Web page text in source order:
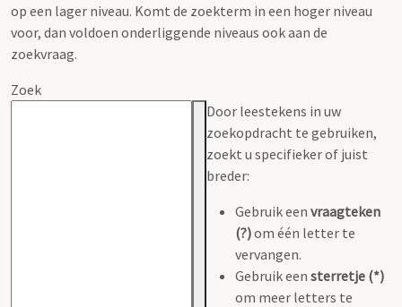
op een lager niveau. Komt de zoekterm in een hoger niveau
voor, dan voldoen onderliggende niveaus ook aan de
zoekvraag.
Zoek
Door leestekens in uw
zoekopdracht te gebruiken,
zoekt u specifieker of juist
breder:
Gebruik een vraagteken
(?)om één letter te
vervangen.
Gebruik een sterretje (*)
om meer letters te